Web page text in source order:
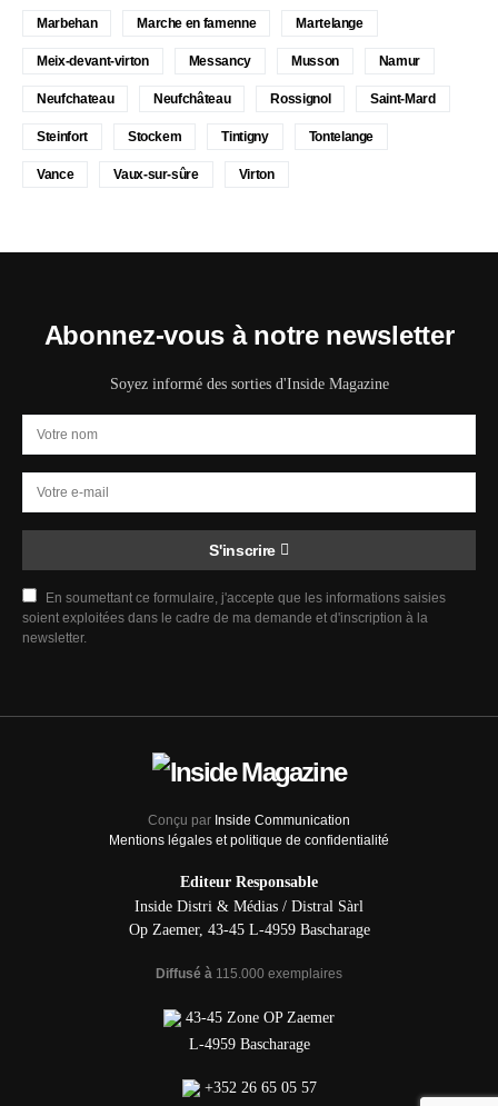
Marbehan Marche en famenne Martelange
Meix-devant-virton Messancy Musson Namur
Neufchateau Neufchâteau Rossignol Saint-Mard
Steinfort Stockem Tintigny Tontelange
Vance Vaux-sur-sûre Virton
Abonnez-vous à notre newsletter
Soyez informé des sorties d'Inside Magazine
S'inscrire
En soumettant ce formulaire, j'accepte que les informations saisies
soient exploitées dans le cadre de ma demande et d'inscription à la
newsletter.
Conçu par Inside Communication
Mentions légales et politique de confidentialité
Editeur Responsable
Inside Distri & Médias / Distral Sàrl
Op Zaemer, 43-45 L-4959 Bascharage
Diffusé à 115.000 exemplaires
43-45 Zone OP Zaemer
L-4959 Bascharage
+352 26 65 05 57